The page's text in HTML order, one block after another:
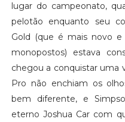
lugar do campeonato,
pelotão enquanto seu
Gold (que é mais novo
monopostos) estava
chegou a conquistar uma
Pro não enchiam os
bem diferente, e
eterno Joshua Car com